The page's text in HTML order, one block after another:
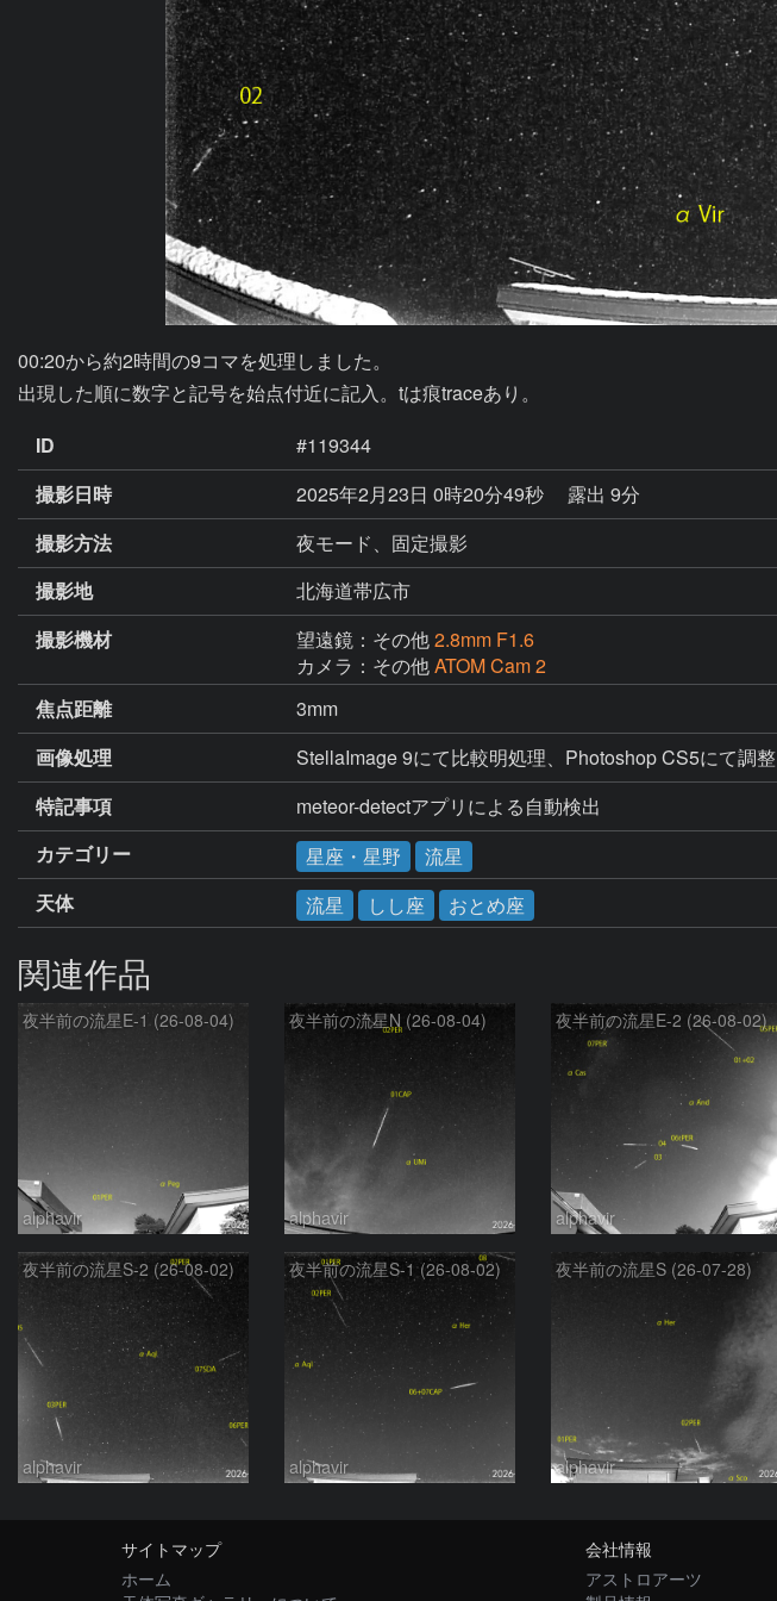
00:20から約2時間の9コマを処理しました。
出現した順に数字と記号を始点付近に記入。tは痕traceあり。
ID
#119344
撮影日時
2025年2月23日 0時20分49秒
露出 9分
撮影方法
夜モード、固定撮影
撮影地
北海道帯広市
撮影機材
望遠鏡：その他2.8mm F1.6
カメラ：その他ATOM Cam 2
焦点距離
3mm
画像処理
StellaImage 9にて比較明処理、Photoshop CS5にて調整
特記事項
meteor-detectアプリによる自動検出
カテゴリー
星座・星野
流星
天体
流星 しし座 おとめ座
関連作品
夜半前の流星E-1 (26-08-04)
alphavir
夜半前の流星N (26-08-04)
alphavir
夜半前の流星E-2 (26-08-02)
alphavir
夜半前の流星S-2 (26-08-02)
alphavir
夜半前の流星S-1 (26-08-02)
alphavir
夜半前の流星S (26-07-28)
alphavir
サイトマップ
ホーム
会社情報
アストロアーツ